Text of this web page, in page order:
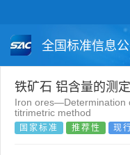
全国标准信息
国家标准
团体标准
铁矿石 铝含量的测
Iron ores—Determination
titrimetric method
国家标准 推荐性 现